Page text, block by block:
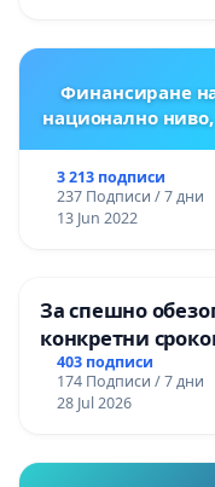
Финансиране
национално
3 213 подписи
237 Подписи / 7 дни
13 Jun 2022
За спешно
конкретни
цялостна
„Тракия“ - гр.
403 подписи
174 Подписи / 7 дни
28 Jul 2026